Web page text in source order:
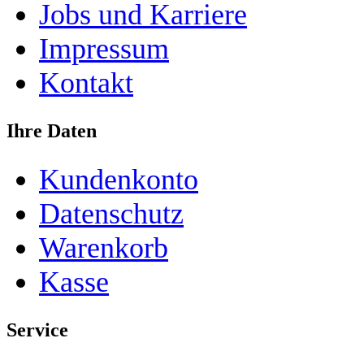
Jobs und Karriere
Impressum
Kontakt
Ihre Daten
Kundenkonto
Datenschutz
Warenkorb
Kasse
Service